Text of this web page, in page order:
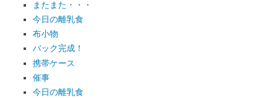
またまた・・・
今日の離乳食
布小物
バック完成！
携帯ケース
催事
今日の離乳食